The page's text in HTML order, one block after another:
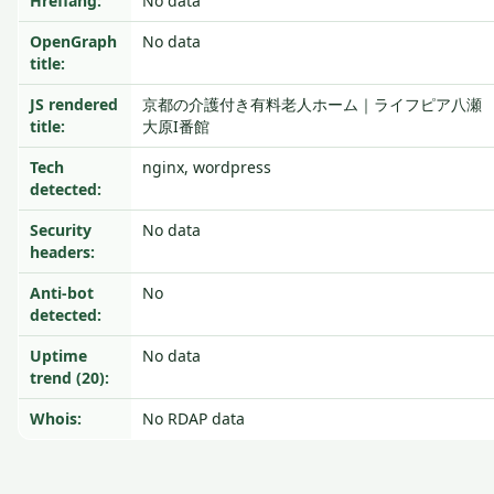
OpenGraph
title:
No data
JS rendered
title:
京都の介護付き有料老人ホーム｜ライフピア八瀬
大原I番館
Tech
detected:
nginx, wordpress
Security
headers:
No data
Anti-bot
detected:
No
Uptime
trend (20):
No data
Whois: No RDAP data